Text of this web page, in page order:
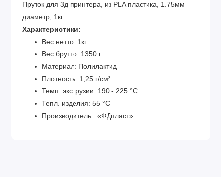
Пруток для 3д принтера, из PLA пластика, 1.75мм
диаметр, 1кг.
Характеристики:
Вес нетто: 1кг
Вес брутто: 1350 г
Материал: Полилактид
Плотность: 1,25 г/см³
Темп. экструзии: 190 - 225 °С
Тепл. изделия: 55 °C
Производитель: «ФДпласт»